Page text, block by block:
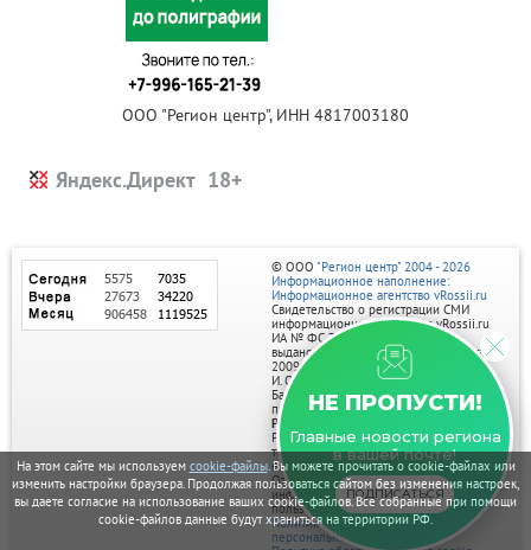
На этом сайте мы используем cookie-файлы. Вы можете прочитать о cookie-файлах или
изменить настройки браузера. Продолжая пользоваться сайтом без изменения настроек,
вы даете согласие на использование ваших cookie-файлов. Все собранные при помощи
cookie-файлов данные будут храниться на территории РФ.
ООО "Регион центр", ИНН 4817003180
Яндекс.Директ
НЕ ПРОПУСТИ!
Главные новости региона
в вашей почте!
ПОДПИСАТЬСЯ
© ООО "Регион центр" 2004 - 2026
Информационное наполнение:
Информационное агентство vRossii.ru
Свидетельство о регистрации СМИ
информационного агентства vRossii.ru
ИА № ФС 77‑35502
выдано РОСКОМНАДЗОРом 04 марта
2009г.
И. О. Главного редактора Нарыков А. Н.
Баннеры на портале размещаются на
правах рекламы.
Реклама на портале:
Рекламное агентство "Умный маркетинг"
тел. 7-910-267-70-40,
email: umnyy.marketing@yandex.ru
Отдельные публикации могут содержать
информацию, не предназначенную для
пользователей до 18 лет.
Политика в отношении обработки
персональных данных